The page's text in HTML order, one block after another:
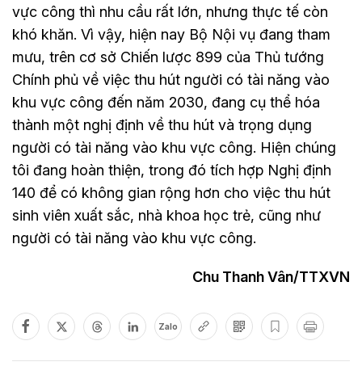
vực công thì nhu cầu rất lớn, nhưng thực tế còn
khó khăn. Vì vậy, hiện nay Bộ Nội vụ đang tham
mưu, trên cơ sở Chiến lược 899 của Thủ tướng
Chính phủ về việc thu hút người có tài năng vào
khu vực công đến năm 2030, đang cụ thể hóa
thành một nghị định về thu hút và trọng dụng
người có tài năng vào khu vực công. Hiện chúng
tôi đang hoàn thiện, trong đó tích hợp Nghị định
140 để có không gian rộng hơn cho việc thu hút
sinh viên xuất sắc, nhà khoa học trẻ, cũng như
người có tài năng vào khu vực công.
Chu Thanh Vân/TTXVN
Zalo